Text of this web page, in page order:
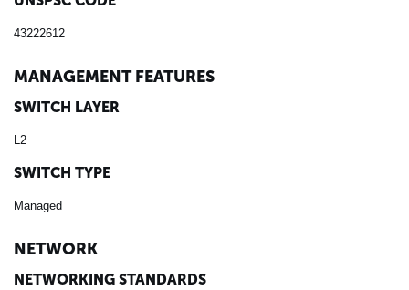
43222612
MANAGEMENT FEATURES
SWITCH LAYER
L2
SWITCH TYPE
Managed
NETWORK
NETWORKING STANDARDS